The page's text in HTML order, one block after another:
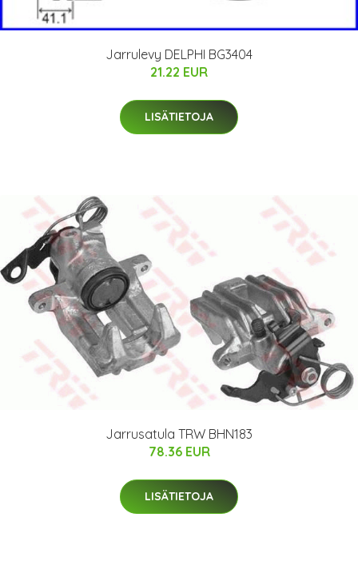
Jarrulevy DELPHI BG3404
21.22 EUR
LISÄTIETOJA
Jarrusatula TRW BHN183
78.36 EUR
LISÄTIETOJA